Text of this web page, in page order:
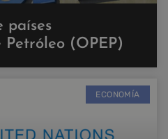
países
Petróleo (OPEP)
ECONOMÍA